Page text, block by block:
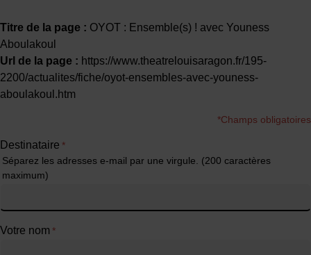
Titre de la page : OYOT : Ensemble(s) ! avec Youness
Aboulakoul
Url de la page : https://www.theatrelouisaragon.fr/195-
2200/actualites/fiche/oyot-ensembles-avec-youness-
aboulakoul.htm
*Champs obligatoires
Destinataire *
Séparez les adresses e-mail par une virgule. (200 caractères
maximum)
Votre nom *